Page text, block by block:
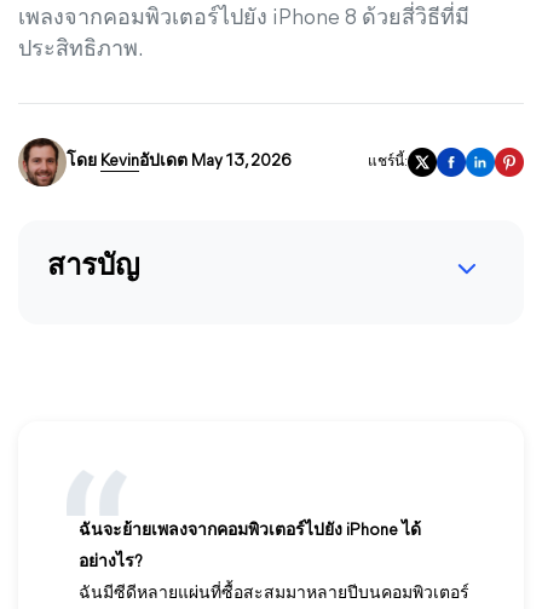
เพลงจากคอมพิวเตอร์ไปยัง iPhone 8 ด้วยสี่วิธีที่มี
ประสิทธิภาพ.
โดย Kevinอัปเดต May 13, 2026 แชร์นี้:
สารบัญ
ฉันจะย้ายเพลงจากคอมพิวเตอร์ไปยัง iPhone ได้
อย่างไร?
ฉันมีซีดีหลายแผ่นที่ซื้อสะสมมาหลายปีบนคอมพิวเตอร์